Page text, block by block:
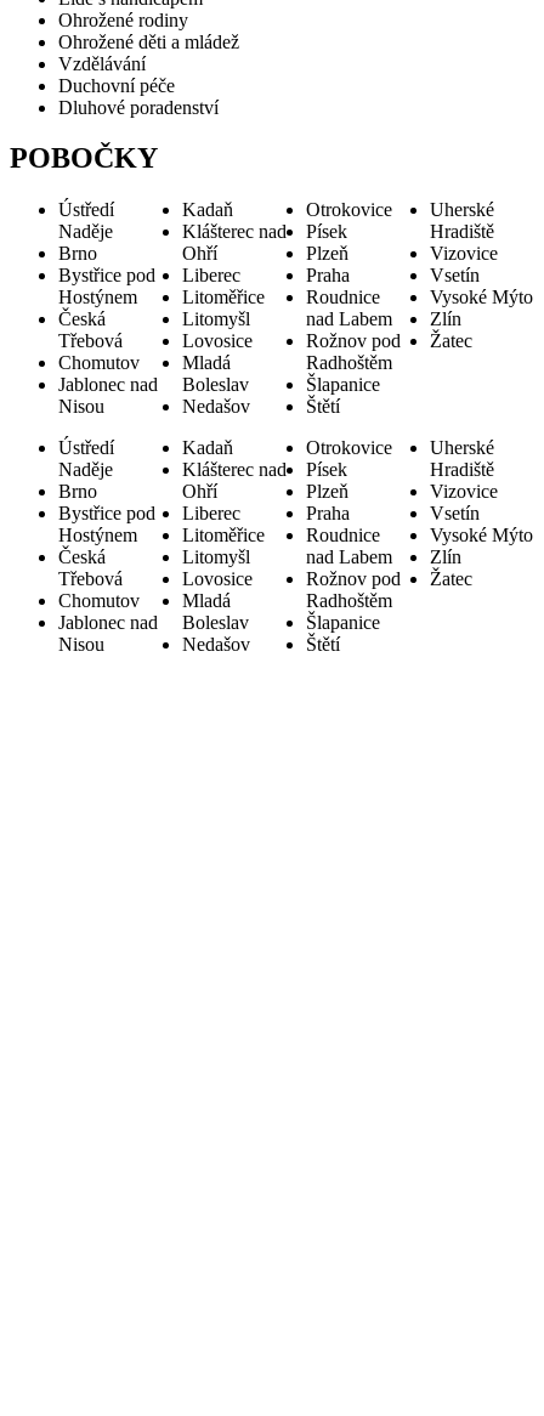
Ohrožené rodiny
Ohrožené děti a mládež
Vzdělávání
Duchovní péče
Dluhové poradenství
POBOČKY
Ústředí
Naděje
Brno
Bystřice pod
Hostýnem
Česká
Třebová
Chomutov
Jablonec nad
Nisou
Kadaň
Klášterec nad
Ohří
Liberec
Litoměřice
Litomyšl
Lovosice
Mladá
Boleslav
Nedašov
Otrokovice
Písek
Plzeň
Praha
Roudnice
nad Labem
Rožnov pod
Radhoštěm
Šlapanice
Štětí
Uherské
Hradiště
Vizovice
Vsetín
Vysoké Mýto
Zlín
Žatec
Ústředí
Naděje
Brno
Bystřice pod
Hostýnem
Česká
Třebová
Chomutov
Jablonec nad
Nisou
Kadaň
Klášterec nad
Ohří
Liberec
Litoměřice
Litomyšl
Lovosice
Mladá
Boleslav
Nedašov
Otrokovice
Písek
Plzeň
Praha
Roudnice
nad Labem
Rožnov pod
Radhoštěm
Šlapanice
Štětí
Uherské
Hradiště
Vizovice
Vsetín
Vysoké Mýto
Zlín
Žatec